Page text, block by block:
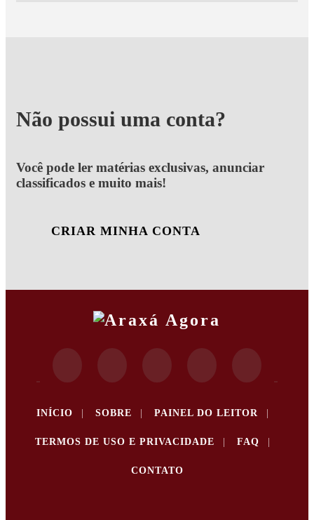
Não possui uma conta?
Você pode ler matérias exclusivas, anunciar
classificados e muito mais!
CRIAR MINHA CONTA
INÍCIO SOBRE PAINEL DO LEITOR
TERMOS DE USO E PRIVACIDADE FAQ
CONTATO